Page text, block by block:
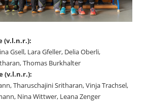
(v.l.n.r.):
Gsell, Lara Gfeller, Delia Oberli,
Thomas Burkhalter
(v.l.n.r.):
Tharuschajini Sritharan, Vinja Trachsel,
Nina Wittwer, Leana Zenger